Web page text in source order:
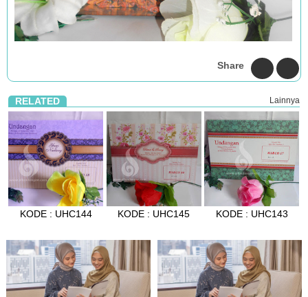
Share
RELATED Lainnya
KODE : UHC144 KODE : UHC145 KODE : UHC143